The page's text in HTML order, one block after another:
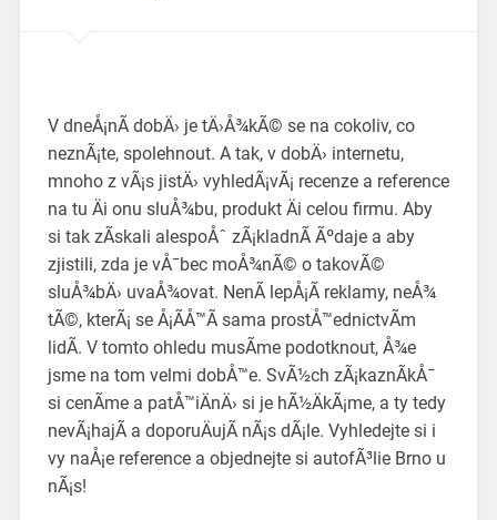
V dneÅ¡nÃ­ dobÄ› je tÄ›Å¾kÃ© se na cokoliv, co
neznÃ¡te, spolehnout. A tak, v dobÄ› internetu,
mnoho z vÃ¡s jistÄ› vyhledÃ¡vÃ¡ recenze a reference
na tu Äi onu sluÅ¾bu, produkt Äi celou firmu. Aby
si tak zÃ­skali alespoÅˆ zÃ¡kladnÃ­ Ãºdaje a aby
zjistili, zda je vÅ¯bec moÅ¾nÃ© o takovÃ©
sluÅ¾bÄ› uvaÅ¾ovat. NenÃ­ lepÅ¡Ã­ reklamy, neÅ¾
tÃ©, kterÃ¡ se Å¡Ã­Å™Ã­ sama prostÅ™ednictvÃ­m
lidÃ­. V tomto ohledu musÃ­me podotknout, Å¾e
jsme na tom velmi dobÅ™e. SvÃ½ch zÃ¡kaznÃ­kÅ¯
si cenÃ­me a patÅ™iÄnÄ› si je hÃ½ÄkÃ¡me, a ty tedy
nevÃ¡hajÃ­ a doporuÄujÃ­ nÃ¡s dÃ¡le. Vyhledejte si i
vy naÅ¡e reference a objednejte si autofÃ³lie Brnou
nÃ¡s!